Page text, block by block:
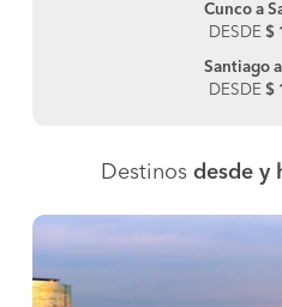
Cunco a
DESDE $
Santiago
DESDE $
Destinos desde y